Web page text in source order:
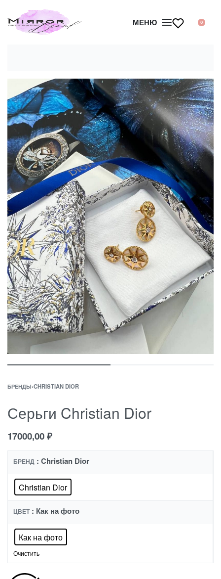
МЕНЮ 0
БРЕНДЫ›CHRISTIAN DIOR
Серьги Christian Dior
17000,00₽
БРЕНД : Christian Dior
Christian Dior
ЦВЕТ : Как на фото
Как на фото
Очистить